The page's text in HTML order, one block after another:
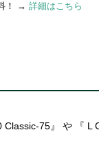
！ → 詳細はこちら
75』 や 『 L